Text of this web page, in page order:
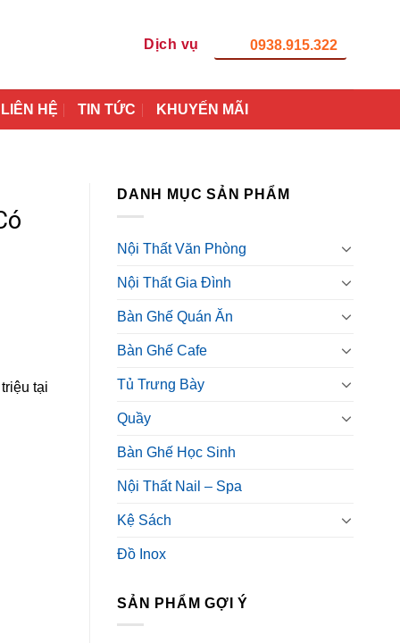
Dịch vụ 0938.915.322
LIÊN HỆ TIN TỨC KHUYẾN MÃI
DANH MỤC SẢN PHẨM
Nội Thất Văn Phòng
Nội Thất Gia Đình
Bàn Ghế Quán Ăn
Bàn Ghế Cafe
Tủ Trưng Bày
Quầy
Bàn Ghế Học Sinh
Nội Thất Nail – Spa
Kệ Sách
Đồ Inox
SẢN PHẨM GỢI Ý
tại